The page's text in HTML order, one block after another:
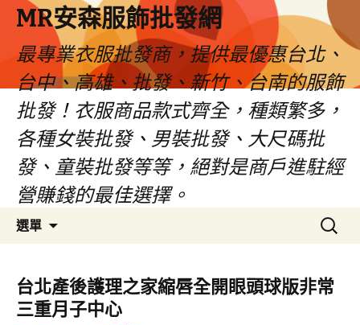
MR安森服飾批發網
最專業衣服批發商，提供最優惠台北、
台中、高雄、批發、新竹、台南的服飾
批發！衣服商品款式齊全，種類繁多，
各種女裝批發、男裝批發、大尺碼批
發、童裝批發等等，絕對是商戶進駐經
營賺錢的最佳選擇。
選單
容
區
搜
尋
鍵
字:
台北產後護理之家縮唇全開眼頭球版非常
三重月子中心